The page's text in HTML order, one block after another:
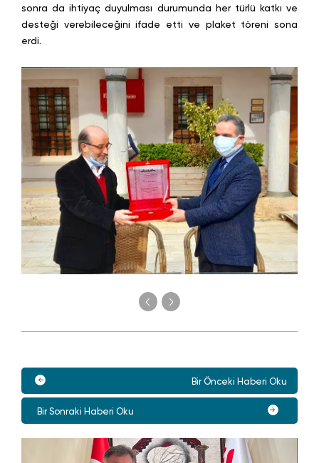
sonra da ihtiyaç duyulması durumunda her türlü katkı ve
desteği verebileceğini ifade etti ve plaket töreni sona
erdi.
Bir Önceki Haberi Oku
Bir Sonraki Haberi Oku